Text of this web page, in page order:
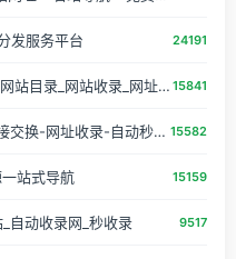
发服务平台 24191
魔司收录网_分类目录网_免费网站目录_网站收录_网址提交_免费收录网站 15841
188收录网_网站收录-友情链接交换-网址收录-自动秒收录 15582
站式导航 15159
自动收录网_秒收录 9517